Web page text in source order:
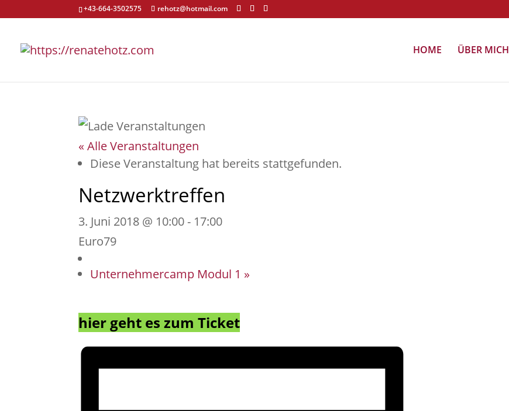
+43-664-3502575 rehotz@hotmail.com
HOME ÜBER MICH
« Alle Veranstaltungen
Diese Veranstaltung hat bereits stattgefunden.
Netzwerktreffen
3. Juni 2018 @ 10:00- 17:00
Euro79
Unternehmercamp Modul 1 »
hier geht es zum Ticket